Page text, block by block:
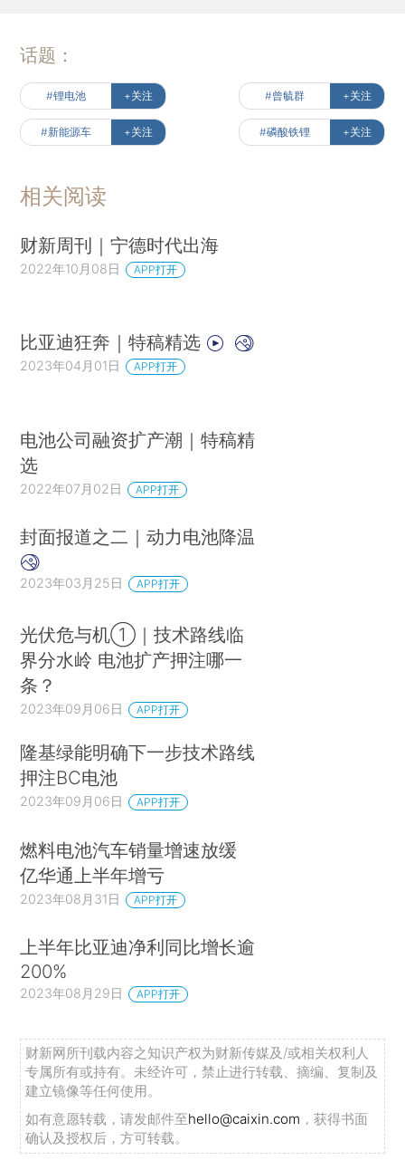
话题：
#锂电池 +关注 #曾毓群 +关注
#新能源车 +关注 #磷酸铁锂 +关注
相关阅读
财新周刊｜宁德时代出海
2022年10月08日 APP打开
比亚迪狂奔｜特稿精选
2023年04月01日 APP打开
电池公司融资扩产潮｜特稿精
选
2022年07月02日 APP打开
封面报道之二｜动力电池降温
2023年03月25日 APP打开
光伏危与机①｜技术路线临
界分水岭 电池扩产押注哪一
条？
2023年09月06日 APP打开
隆基绿能明确下一步技术路线
押注BC电池
2023年09月06日 APP打开
燃料电池汽车销量增速放缓
亿华通上半年增亏
2023年08月31日 APP打开
上半年比亚迪净利同比增长逾
200%
2023年08月29日 APP打开
财新网所刊载内容之知识产权为财新传媒及/或相关权利人
专属所有或持有。未经许可，禁止进行转载、摘编、复制及
建立镜像等任何使用。
如有意愿转载，请发邮件至hello@caixin.com ，获得书面
确认及授权后，方可转载。